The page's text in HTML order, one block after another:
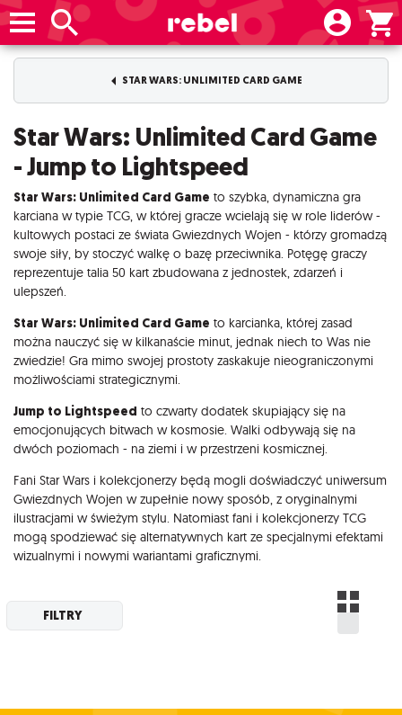
STAR WARS: UNLIMITED CARD GAME
Star Wars: Unlimited Card Game
- Jump to Lightspeed
Star Wars: Unlimited Card Game to szybka, dynamiczna gra
karciana w typie TCG, w której gracze wcielają się w role liderów -
kultowych postaci ze świata Gwiezdnych Wojen - którzy gromadzą
swoje siły, by stoczyć walkę o bazę przeciwnika. Potęgę graczy
reprezentuje talia 50 kart zbudowana z jednostek, zdarzeń i
ulepszeń.
Star Wars: Unlimited Card Game to karcianka, której zasad
można nauczyć się w kilkanaście minut, jednak niech to Was nie
zwiedzie! Gra mimo swojej prostoty zaskakuje nieograniczonymi
możliwościami strategicznymi.
Jump to Lightspeed to czwarty dodatek skupiający się na
emocjonujących bitwach w kosmosie. Walki odbywają się na
dwóch poziomach - na ziemi i w przestrzeni kosmicznej.
Fani Star Wars i kolekcjonerzy będą mogli doświadczyć uniwersum
Gwiezdnych Wojen w zupełnie nowy sposób, z oryginalnymi
ilustracjami w świeżym stylu. Natomiast fani i kolekcjonerzy TCG
mogą spodziewać się alternatywnych kart ze specjalnymi efektami
wizualnymi i nowymi wariantami graficznymi.
FILTRY